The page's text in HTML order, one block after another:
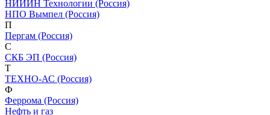
НИИИН Технологии (Россия)
НПО Вымпел (Россия)
П
Пергам (Россия)
С
СКБ ЭП (Россия)
Т
ТЕХНО-АС (Россия)
Ф
Феррома (Россия)
Нефть и газ